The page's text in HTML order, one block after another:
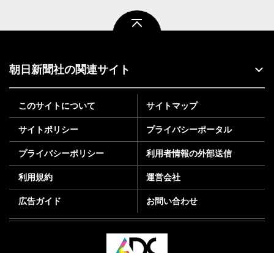
朝日新聞社の関連サイト
このサイトについて サイトマップ
サイトポリシー プライバシーポータル
プライバシーポリシー 利用者情報の外部送信
利用規約 運営会社
広告ガイド お問い合わせ